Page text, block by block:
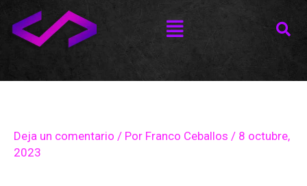
contenido
Menú
Deja un comentario / Por Franco Ceballos / 8 octubre,
2023